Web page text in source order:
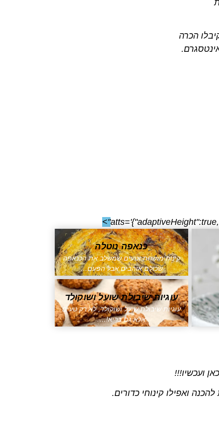
הכרה
כנאפה נוטלה
קינוח מושחת וטעים שמשלב את הכנאפה
שכולם אוהבים אבל הפעם…
עוגיות שיבולת שועל ושוקולד
עוגיות שיבולת שועל ושוקולד, לא רק טעים
אלא גם בריא!….
ועכשיו!!!
ואפילו קינוחי כדורים.